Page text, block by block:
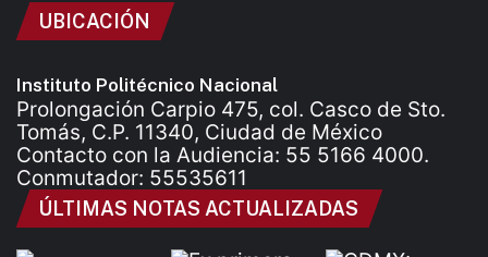
UBICACIÓN
Instituto Politécnico Nacional
Prolongación Carpio 475, col. Casco de Sto.
Tomás, C.P. 11340, Ciudad de México
Contacto con la Audiencia: 55 5166 4000.
Conmutador: 55535611
ÚLTIMAS NOTAS ACTUALIZADAS